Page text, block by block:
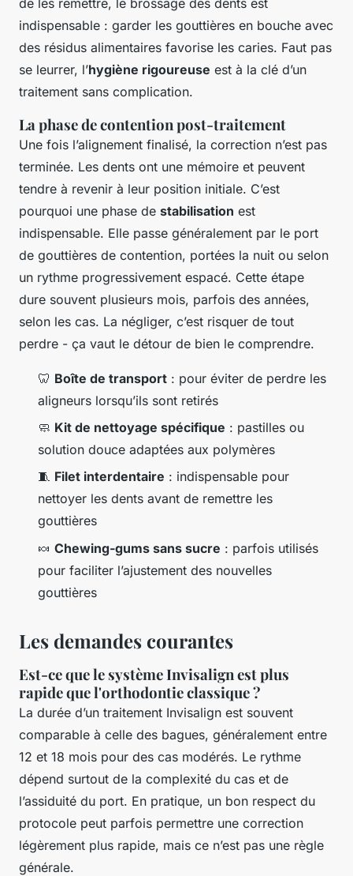
indispensable : garder les gouttières en bouche avec
des résidus alimentaires favorise les caries. Faut pas
se leurrer, l’hygiène rigoureuse est à la clé d’un
traitement sans complication.
La phase de contention post-traitement
Une fois l’alignement finalisé, la correction n’est pas
terminée. Les dents ont une mémoire et peuvent
tendre à revenir à leur position initiale. C’est
pourquoi une phase de stabilisation est
indispensable. Elle passe généralement par le port
de gouttières de contention, portées la nuit ou selon
un rythme progressivement espacé. Cette étape
dure souvent plusieurs mois, parfois des années,
selon les cas. La négliger, c’est risquer de tout
perdre - ça vaut le détour de bien le comprendre.
🦷 Boîte de transport : pour éviter de perdre les
aligneurs lorsqu’ils sont retirés
🧼 Kit de nettoyage spécifique : pastilles ou
solution douce adaptées aux polymères
🧵 Filet interdentaire : indispensable pour
nettoyer les dents avant de remettre les
gouttières
🍬 Chewing-gums sans sucre : parfois utilisés
pour faciliter l’ajustement des nouvelles
gouttières
Les demandes courantes
Est-ce que le système Invisalign est plus
rapide que l'orthodontie classique ?
La durée d’un traitement Invisalign est souvent
comparable à celle des bagues, généralement entre
12 et 18 mois pour des cas modérés. Le rythme
dépend surtout de la complexité du cas et de
l’assiduité du port. En pratique, un bon respect du
protocole peut parfois permettre une correction
légèrement plus rapide, mais ce n’est pas une règle
générale.